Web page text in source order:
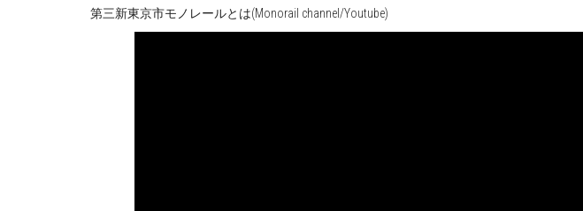
第三新東京市モノレールとは(Monorail channel/Youtube)